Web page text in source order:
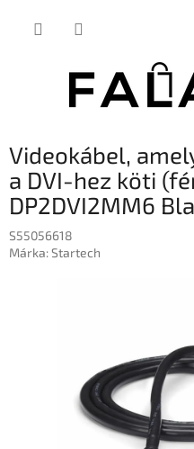
Videokábel,
a DVI-hez köti
DP2DVI2MM6
S55056618
Márka:Startech